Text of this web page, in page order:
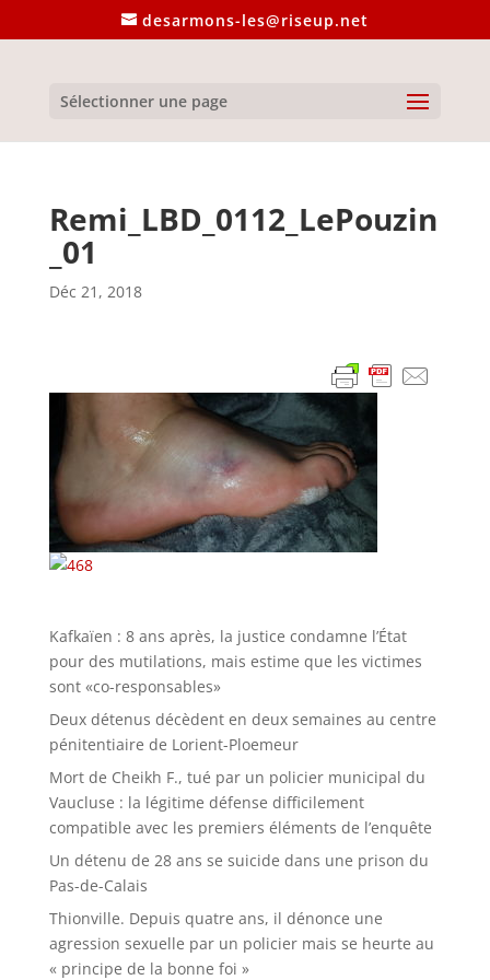
desarmons-les@riseup.net
Sélectionner une page
Remi_LBD_0112_LePouzin
_01
Déc 21, 2018
Kafkaïen : 8 ans après, la justice condamne l’État
pour des mutilations, mais estime que les victimes
sont «co-responsables»
Deux détenus décèdent en deux semaines au centre
pénitentiaire de Lorient-Ploemeur
Mort de Cheikh F., tué par un policier municipal du
Vaucluse : la légitime défense difficilement
compatible avec les premiers éléments de l’enquête
Un détenu de 28 ans se suicide dans une prison du
Pas-de-Calais
Thionville. Depuis quatre ans, il dénonce une
agression sexuelle par un policier mais se heurte au
« principe de la bonne foi »